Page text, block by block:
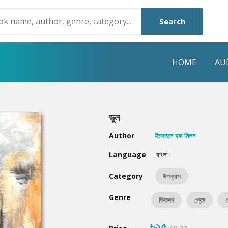
Search
HOME
Humayun Ahmed
Mouri Morium
Hot & New
ভুল
Author
ইমদাদুল হক মিলন
Language
বাংলা
Category উপন্যাস
Genre ফিকশন প্রেম